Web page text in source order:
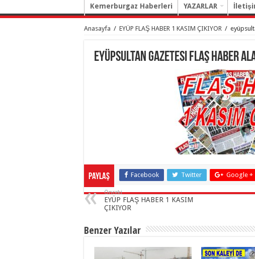
Kemerburgaz Haberleri YAZARLAR
Anasayfa / EYÜP FLAŞ HABER 1 KASIM ÇIKIYOR /
eyüpsultan gazetesi flaş haber
Paylaş Facebook Twitter Google +
Önceki
EYÜP FLAŞ HABER 1 KASIM
ÇIKIYOR
Benzer Yazılar